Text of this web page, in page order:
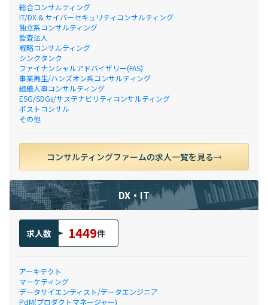
総合コンサルティング
IT/DX & サイバーセキュリティコンサルティング
独立系コンサルティング
監査法人
戦略コンサルティング
シンクタンク
ファイナンシャルアドバイザリー(FAS)
事業再生/ハンズオン系コンサルティング
組織人事コンサルティング
ESG/SDGs/サステナビリティコンサルティング
ポストコンサル
その他
コンサルティングファームの求人一覧を見る
DX・IT
求人数 1449件
アーキテクト
マーケティング
データサイエンティスト/データエンジニア
PdM(プロダクトマネージャー)